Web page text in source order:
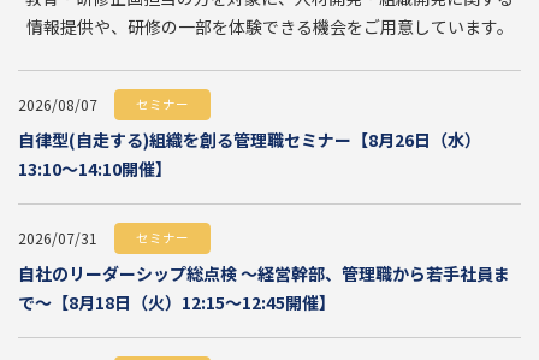
情報提供や、研修の一部を体験できる機会をご用意しています。
2026/08/07 セミナー
自律型(自走する)組織を創る管理職セミナー【8月26日（水）
13:10～14:10開催】
2026/07/31 セミナー
自社のリーダーシップ総点検 ～経営幹部、管理職から若手社員ま
で～【8月18日（火）12:15～12:45開催】